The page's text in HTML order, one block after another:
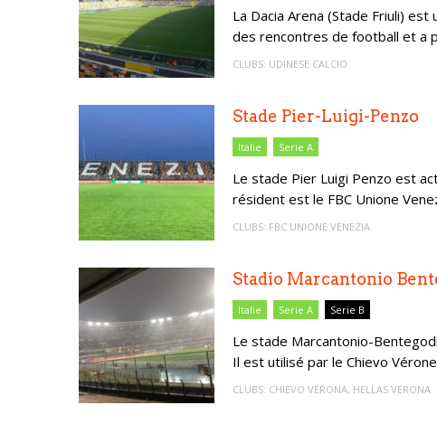
La Dacia Arena (Stade Friuli)
des rencontres de football et a
CLUBS: UDINESE CALCIO
Stade Pier-Luigi-Penzo
Italie Serie A
Le stade Pier Luigi Penzo est
résident est le FBC Unione
CLUBS: FBC UNIONE VENEZIA
Stadio Marcantonio
Italie Serie A Serie B
Le stade Marcantonio-
Il est utilisé par le Chievo
CLUBS: CHIEVO VERONA, HELLAS VERONA